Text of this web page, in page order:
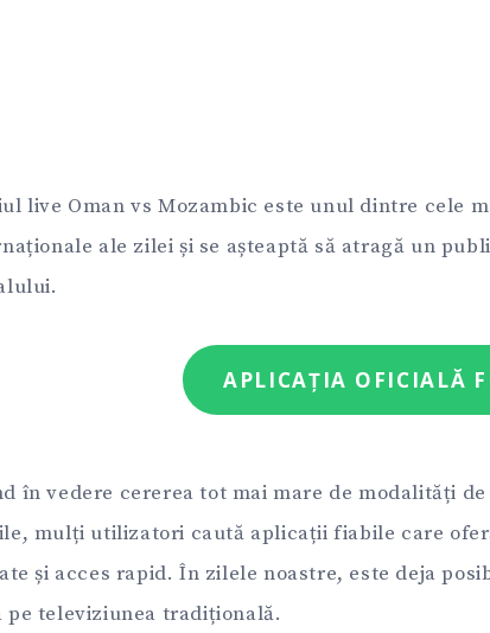
live Oman vs Mozambic este unul dintre cele
ale zilei și se așteaptă să atragă un
APLICAȚIA OFICIALĂ
în vedere cererea tot mai mare de modalități
mulți utilizatori caută aplicații fiabile care
și acces rapid. În zilele noastre, este deja
pe televiziunea tradițională.